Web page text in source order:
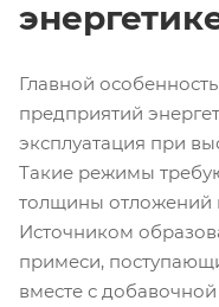
Главной
предприятий
эксплуатация при
Такие режимы
толщины отложений
Источником
примеси,
вместе с